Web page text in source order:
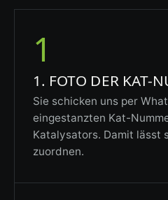
1
1. FOTO DER KAT-
Sie schicken uns per
eingestanzten Kat-
Katalysators. Damit lässt
zuordnen.